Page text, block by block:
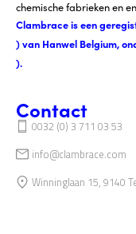
chemische fabrieken en
Clambrace is een
) van Hanwel Belgium,
).
Contact
0032 (0) 3 711 03 53
info@clambrace.com
Winninglaan 15, 9140